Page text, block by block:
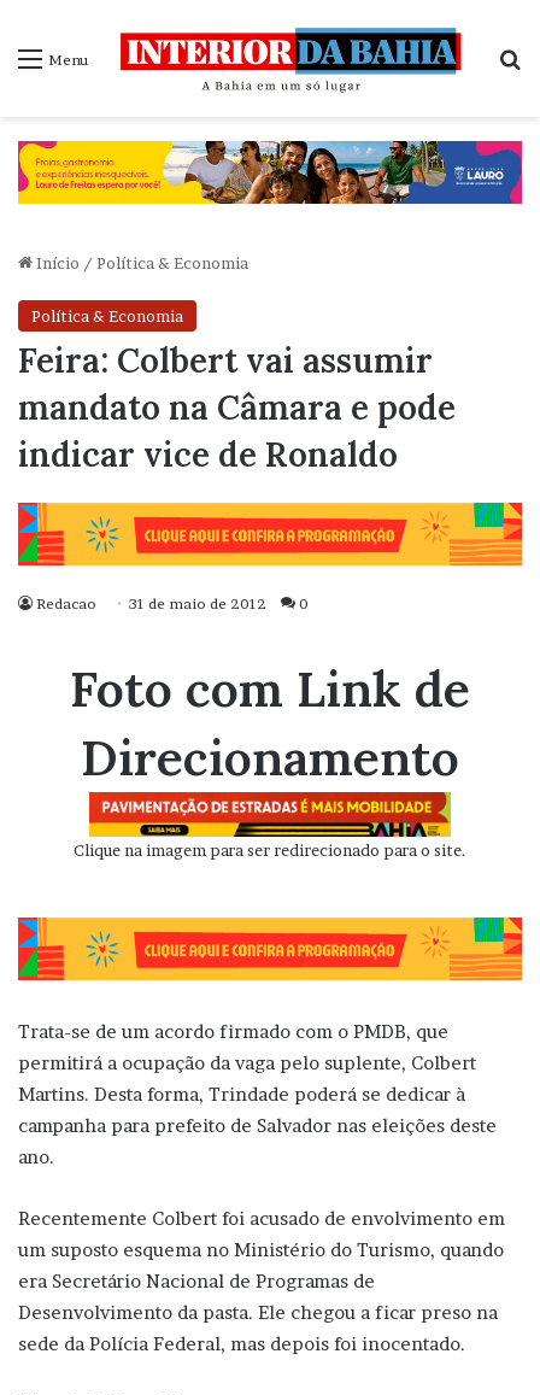
Menu
Início / Política & Economia
Política & Economia
Feira: Colbert vai assumir
mandato na Câmara e pode
indicar vice de Ronaldo
Redacao 31 de maio de 2012 0
Foto com Link de
Direcionamento
Clique na imagem para ser redirecionado para o site.
Trata-se de um acordo firmado com o PMDB, que
permitirá a ocupação da vaga pelo suplente, Colbert
Martins. Desta forma, Trindade poderá se dedicar à
campanha para prefeito de Salvador nas eleições deste
ano.
Recentemente Colbert foi acusado de envolvimento em
um suposto esquema no Ministério do Turismo, quando
era Secretário Nacional de Programas de
Desenvolvimento da pasta. Ele chegou a ficar preso na
sede da Polícia Federal, mas depois foi inocentado.